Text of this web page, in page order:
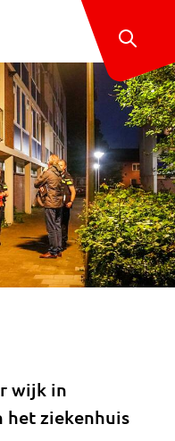
wijk in
het ziekenhuis